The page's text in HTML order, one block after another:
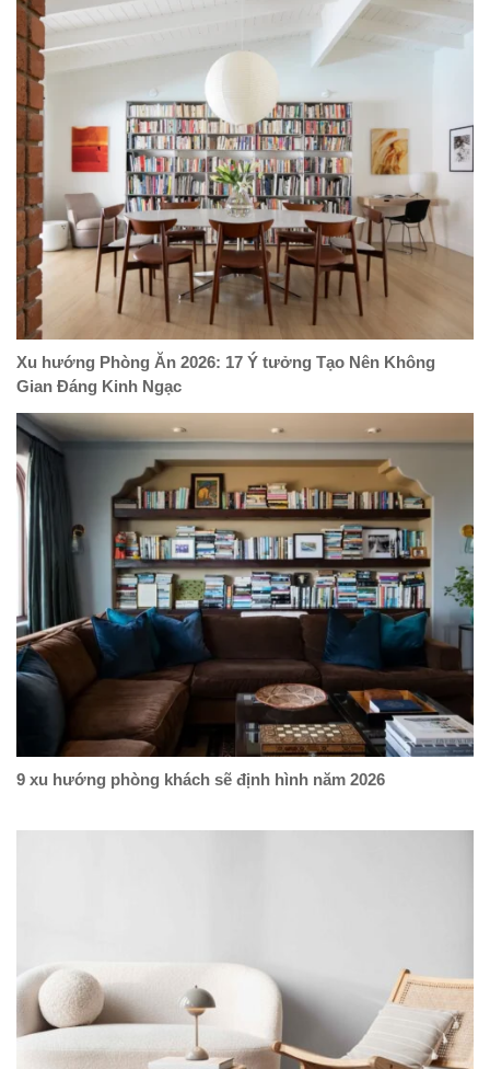
Xu hướng Phòng Ăn 2026: 17 Ý tưởng Tạo Nên Không
Gian Đáng Kinh Ngạc
9 xu hướng phòng khách sẽ định hình năm 2026